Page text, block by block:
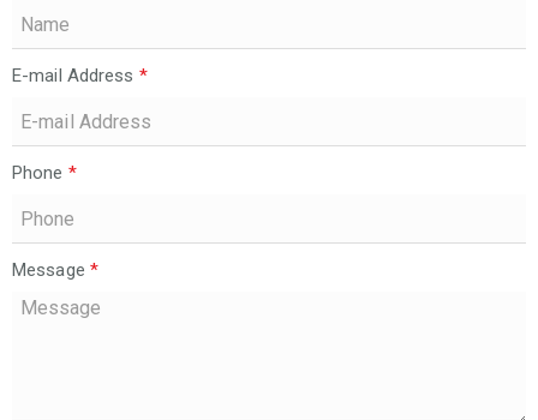
E-mail Address *
Phone *
Message *